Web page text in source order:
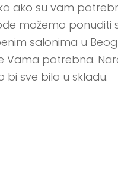
ako su vam
možemo ponuditi
salonima u
Vama potrebna.
sve bilo u skladu.